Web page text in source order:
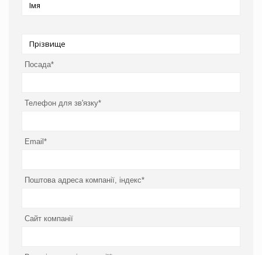
Посада*
Телефон для зв'язку*
Email*
Поштова адреса компанії, індекс*
Сайт компанії